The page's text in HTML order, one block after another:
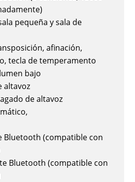
pequeña y sala de
afinación,
tecla de temperamento
bajo
altavoz
de altavoz
Bluetooth (compatible con
Bluetooth (compatible con